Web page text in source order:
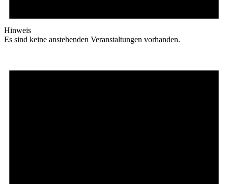
Hinweis
Es sind keine anstehenden Veranstaltungen vorhanden.